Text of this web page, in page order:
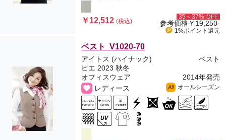
￥12,512(税込)
35～37% OFF
参考価格￥19,250-
1%ポイント 還元
ベスト V1020-70
アイトス (ハイナック)
ベスト
ピエ 2023 秋冬
オフィスウェア
2014年発売
レディース
All オールシーズン